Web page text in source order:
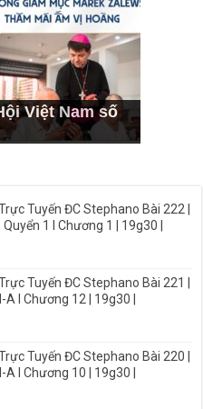
Việt Nam số
Tuyến ĐC Stephano Bài 222 |
1 I Chương 1 | 19g30 |
Tuyến ĐC Stephano Bài 221 |
A I Chương 12 | 19g30 |
Tuyến ĐC Stephano Bài 220 |
A I Chương 10 | 19g30 |